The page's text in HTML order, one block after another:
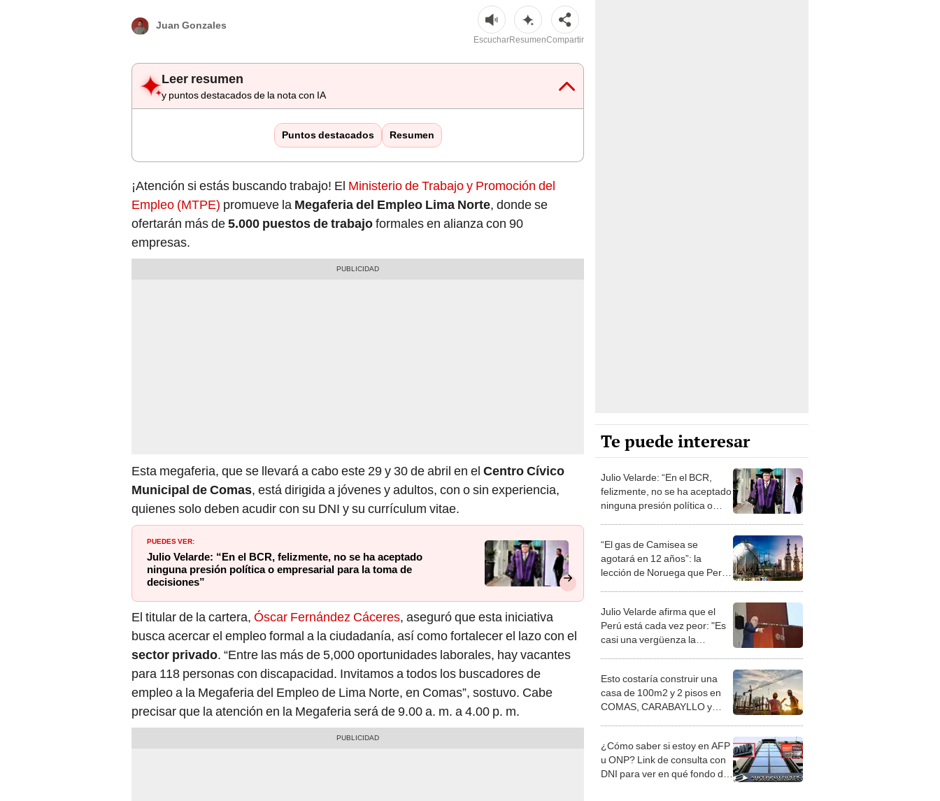
Juan Gonzales
EscucharResumenCompartir
Leer resumen
y puntos destacados de la nota con IA
Puntos destacados Resumen
¡Atención si estás buscando trabajo! El Ministerio de Trabajo y Promoción del
Empleo (MTPE) promueve la Megaferia del Empleo Lima Norte , donde se
ofertarán más de 5.000 puestos de trabajoformales en alianza con 90
empresas.
Esta megaferia, que se llevará a cabo este 29 y 30 de abril en el Centro Cívico
Municipal de Comas , está dirigida a jóvenes y adultos, con o sin experiencia,
quienes solo deben acudir con su DNI y su currículum vitae.
PUEDES VER:
Julio Velarde: “En el BCR, felizmente, no se ha aceptado
ninguna presión política o empresarial para la toma de
decisiones”
El titular de la cartera, Óscar Fernández Cáceres , aseguró que esta iniciativa
busca acercar el empleo formal a la ciudadanía, así como fortalecer el lazo con el
sector privado . “Entre las más de 5,000 oportunidades laborales, hay vacantes
para 118 personas con discapacidad. Invitamos a todos los buscadores de
empleo a la Megaferia del Empleo de Lima Norte, en Comas”, sostuvo. Cabe
precisar que la atención en la Megaferia será de 9.00 a. m. a 4.00 p. m.
Te puede interesar
Julio Velarde: “En el BCR,
felizmente, no se ha aceptado
ninguna presión política o
“El gas de Camisea se
agotará en 12 años”: la
lección de Noruega que Perú
Julio Velarde afirma que el
Perú está cada vez peor: "Es
casi una vergüenza la
Esto costaría construir una
casa de 100m2 y 2 pisos en
COMAS, CARABAYLLO y
¿Cómo saber si estoy en AFP
u ONP? Link de consulta con
DNI para ver en qué fondo de